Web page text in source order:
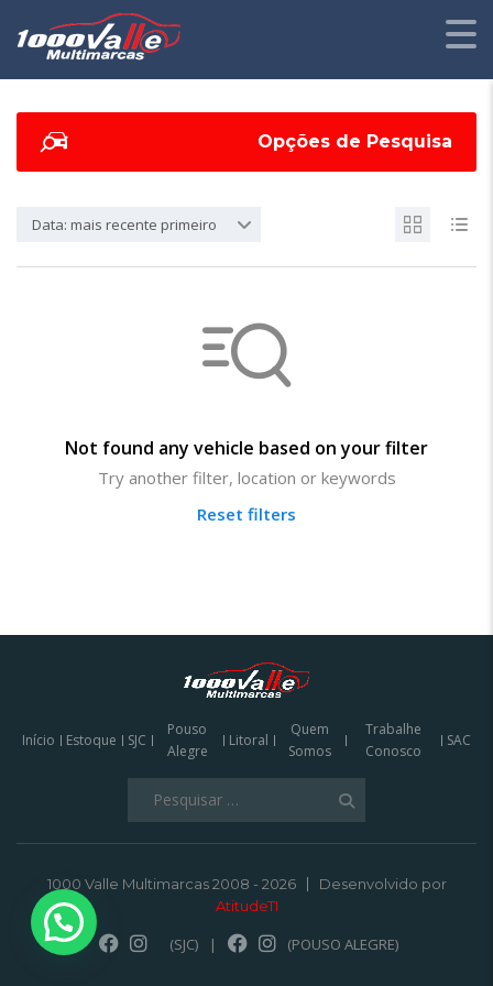
Opções de Pesquisa
Data: mais recente primeiro
Not found any vehicle based on your filter
Try another filter, location or keywords
Reset filters
Início Estoque SJC
Pouso
Alegre
Litoral
Quem
Somos
Trabalhe
Conosco
SAC
1000 Valle Multimarcas 2008 - 2026
Desenvolvido por
AtitudeTI
(SJC) | (POUSO ALEGRE)